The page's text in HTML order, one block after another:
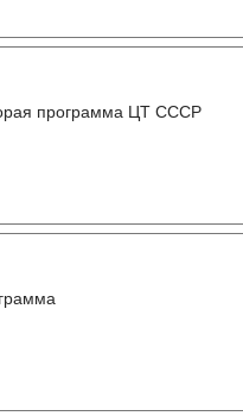
программа ЦТ СССР